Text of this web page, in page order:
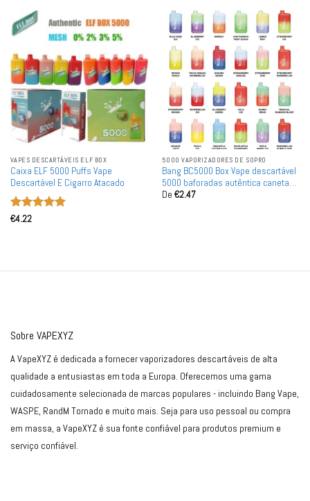
VAPES DESCARTÁVEIS ​​​​ELF BOX
Caixa ELF 5000 Puffs Vape
Descartável E Cigarro Atacado
Avaliação
€4.22
5000 VAPORIZADORES DE SOPRO
Bang BC5000 Box Vape descartável
5000 baforadas autêntica caneta
de cigarro eletrônico
De €2.47
Sobre VAPEXYZ
A VapeXYZ é dedicada a fornecer vaporizadores descartáveis de alta
qualidade a entusiastas em toda a Europa. Oferecemos uma gama
cuidadosamente selecionada de marcas populares - incluindo Bang Vape,
WASPE, RandM Tornado e muito mais. Seja para uso pessoal ou compra
em massa, a VapeXYZ é sua fonte confiável para produtos premium e
serviço confiável.